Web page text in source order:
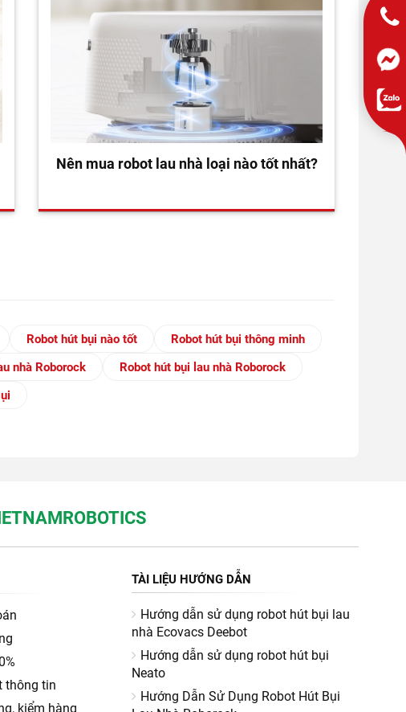
Nên mua robot lau nhà loại nào tốt nhất?
Robot hút bụi nào tốt
Robot hút bụi thông minh
nhà Roborock
Robot hút bụi lau nhà Roborock
thông tin
kiểm hàng
TÀI LIỆU HƯỚNG DẪN
Hướng dẫn sử dụng robot hút bụi lau
nhà Ecovacs Deebot
Hướng dẫn sử dụng robot hút bụi
Neato
Hướng Dẫn Sử Dụng Robot Hút Bụi